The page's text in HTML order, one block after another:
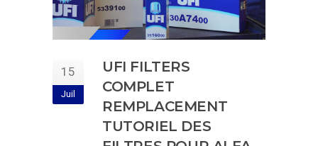
15
Juil
UFI FILTERS
COMPLET
REMPLACEMENT
TUTORIEL DES